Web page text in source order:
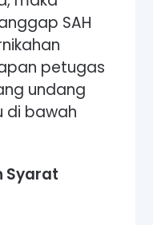
SAH
petugas
undang
di bawah
Syarat